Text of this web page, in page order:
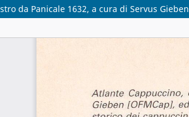
da Panicale 1632, a cura di Servus Gieben